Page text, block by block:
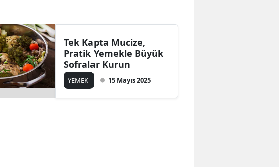
Tek Kapta Mucize,
Pratik Yemekle Büyük
Sofralar Kurun
YEMEK 15 Mayıs 2025